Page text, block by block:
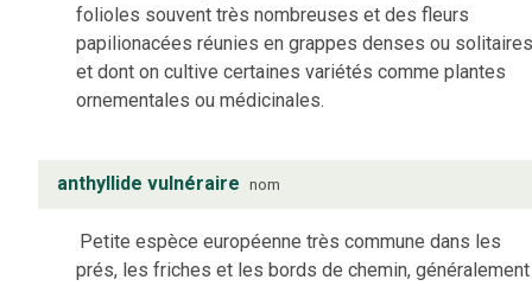
folioles souvent très nombreuses et des fleurs
papilionacées réunies en grappes denses ou
et dont on cultive certaines variétés comme plantes
ornementales ou médicinales.
anthyllide vulnéraire nom
Petite espèce européenne très commune dans les
prés, les friches et les bords de chemin, généralement